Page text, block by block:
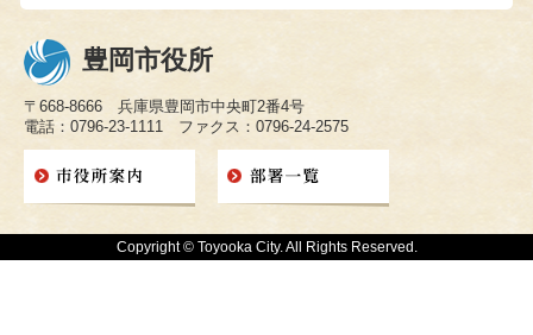
豊岡市役所
〒668-8666 兵庫県豊岡市中央町2番4号
電話：0796-23-1111 ファクス：0796-24-2575
Copyright © Toyooka City. All Rights Reserved.